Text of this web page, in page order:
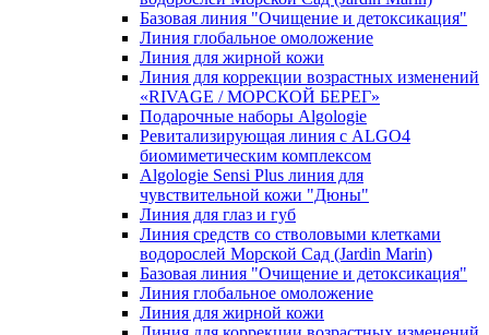
Базовая линия "Очищение и детоксикация"
Линия глобальное омоложение
Линия для жирной кожи
Линия для коррекции возрастных изменений
«RIVAGE / МОРСКОЙ БЕРЕГ»
Подарочные наборы Algologie
Ревитализирующая линия с ALGO4
биомиметическим комплексом
Algologie Sensi Plus линия для
чувcтвительной кожи "Дюны"
Линия для глаз и губ
Линия средств со стволовыми клетками
водорослей Морской Сад (Jardin Marin)
Базовая линия "Очищение и детоксикация"
Линия глобальное омоложение
Линия для жирной кожи